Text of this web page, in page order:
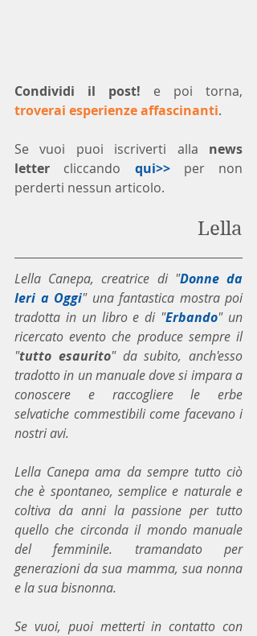
Condividi il post!
troverai esperienze affascinanti.
Se vuoi puoi iscriverti alla news
letter cliccando qui>> per non
perderti nessun articolo.
Lella
Lella Canepa, creatrice di "Donne da
Ieri a Oggi" una fantastica mostra poi
tradotta in un libro e di "Erbando" un
ricercato evento che produce sempre il
"tutto esaurito" da subito, anch'esso
tradotto in un manuale dove si impara a
conoscere e raccogliere le erbe
selvatiche commestibili come facevano i
nostri avi.
Lella Canepa ama da sempre tutto ciò
che è spontaneo, semplice e naturale e
coltiva da anni la passione per tutto
quello che circonda il mondo manuale
del femminile. tramandato per
generazioni da sua mamma, sua nonna
e la sua bisnonna.
Se vuoi, puoi metterti in contatto con